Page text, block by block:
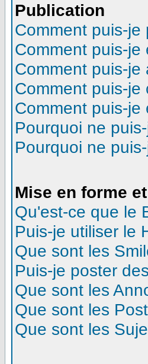
Publication
Comment puis-
Comment puis-
Comment puis-
Comment puis-
Comment puis-
Pourquoi ne
Pourquoi ne
Mise en forme
Qu'est-ce que le
Puis-je utiliser le
Que sont les
Puis-je poster
Que sont les
Que sont les
Que sont les